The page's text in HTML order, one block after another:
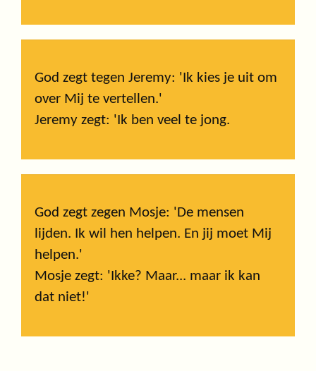
God zegt tegen Jeremy: 'Ik kies je uit om
over Mij te vertellen.'
Jeremy zegt: 'Ik ben veel te jong.
God zegt zegen Mosje: 'De mensen
lijden. Ik wil hen helpen. En jij moet Mij
helpen.'
Mosje zegt: 'Ikke? Maar... maar ik kan
dat niet!'